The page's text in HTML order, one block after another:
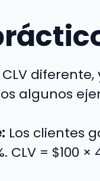
algunos
Los clientes
= $100 ×